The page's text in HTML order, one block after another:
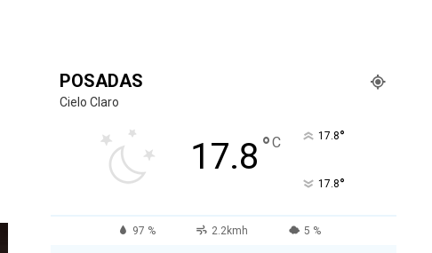
POSADAS
Cielo Claro
17.8 °C 17.8°
17.8°
97 % 2.2kmh 5 %